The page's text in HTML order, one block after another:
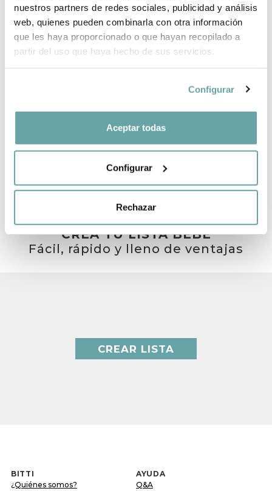
nuestros partners de redes sociales, publicidad y análisis
web, quienes pueden combinarla con otra información
que les haya proporcionado o que hayan recopilado a
partir del uso que haya hecho de sus servicios.
Configurar
Aceptar todas
Configurar
Rechazar
COMPARTIR
OTROS CLIENTES TAMBIÉN VIERON
CREA TU LISTA BEBÉ
Fácil, rápido y lleno de ventajas
CREAR LISTA
BITTI
¿Quiénes somos?
AYUDA
Q&A